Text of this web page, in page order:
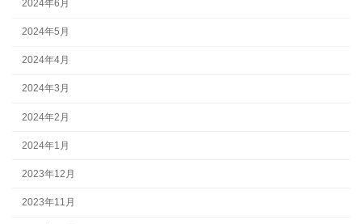
2024年6月
2024年5月
2024年4月
2024年3月
2024年2月
2024年1月
2023年12月
2023年11月